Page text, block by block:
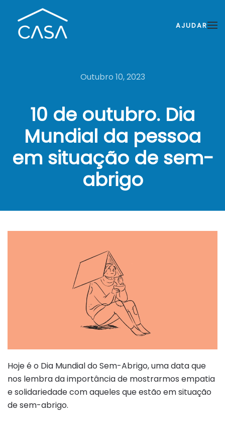
AJUDAR
Outubro 10, 2023
10 de outubro. Dia
Mundial da pessoa
em situação de sem-
abrigo
Hoje é o Dia Mundial do Sem-Abrigo, uma data que
nos lembra da importância de mostrarmos empatia
e solidariedade com aqueles que estão em situação
de sem-abrigo.